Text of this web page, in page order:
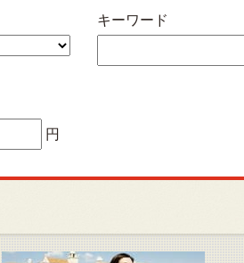
キーワード
円